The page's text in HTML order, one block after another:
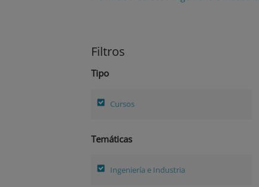
Filtros
Tipo
Cursos
Temáticas
Ingeniería e Industria